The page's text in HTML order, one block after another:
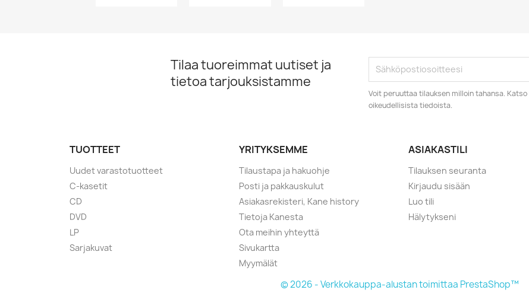
Tilaa tuoreimmat uutiset ja
tietoa tarjouksistamme
Voit peruuttaa tilauksen milloin tahansa.
oikeudellisista tiedoista.
TUOTTEET
Uudet varastotuotteet
C-kasetit
CD
DVD
LP
Sarjakuvat
YRITYKSEMME
Tilaustapa ja hakuohje
Posti ja pakkauskulut
Asiakasrekisteri, Kane history
Tietoja Kanesta
Ota meihin yhteyttä
Sivukartta
Myymälät
ASIAKASTILI
Tilauksen seuranta
Kirjaudu sisään
Luo tili
Hälytykseni
© 2026 - Verkkokauppa-alustan toimittaa PrestaShop™